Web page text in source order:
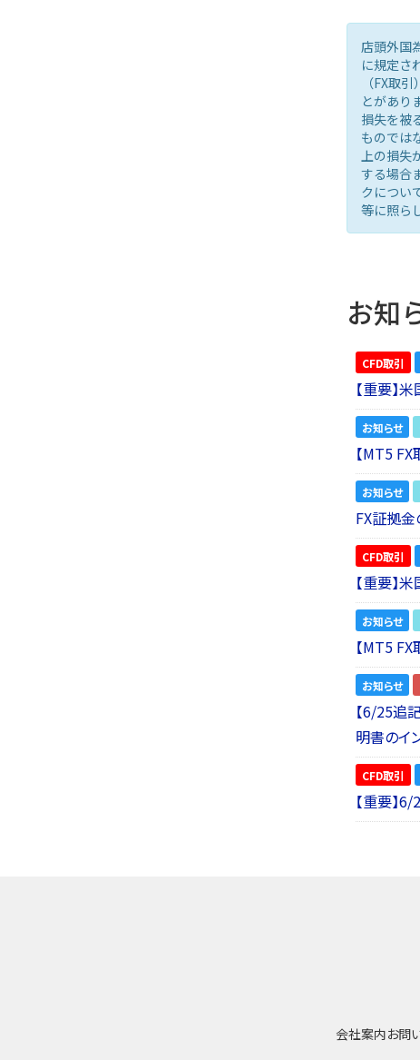
店頭外国
に規定さ
（FX取
とがあり
損失を被
ものでは
上の損失
する場合
クについ
等に照ら
お知
CFD取引
【重要】
お知らせ
【MT5
お知らせ
FX証拠金
CFD取引
【重要】
お知らせ
【MT5
お知らせ
【6/25追
明書のイ
CFD取引
【重要】
会社案内お問